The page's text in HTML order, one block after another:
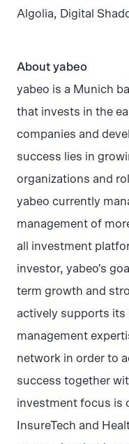
Algolia, Digital
About yabeo
yabeo is a Munich
that invests in the
companies and
success lies in
organizations and
yabeo currently
management of
all investment
investor, yabeo's
term growth and
actively supports
management
network in order to
success together
investment focus is
InsureTech and